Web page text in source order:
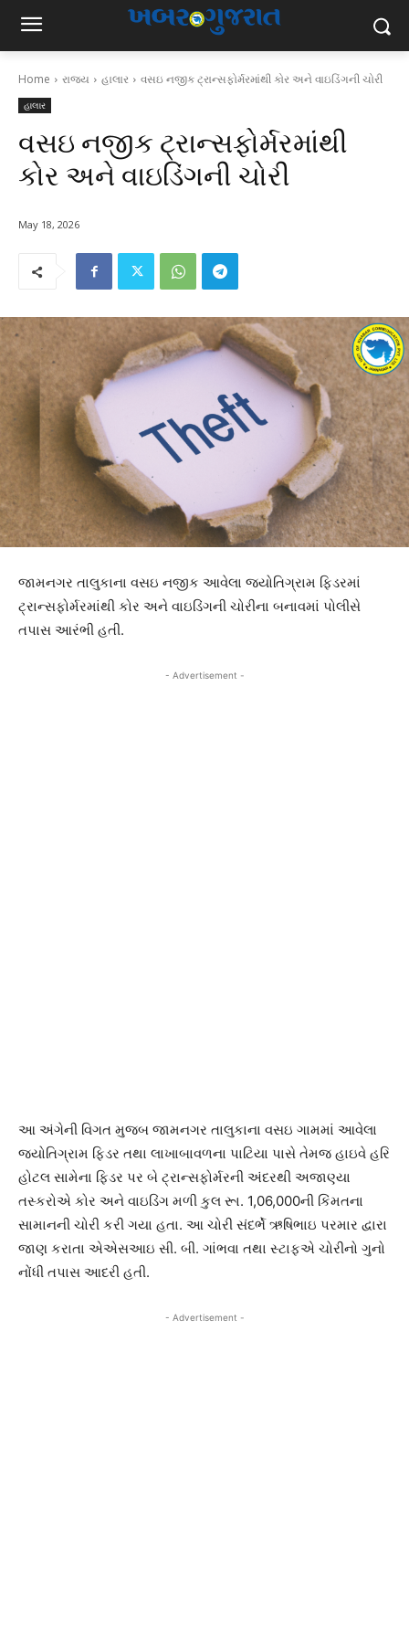
Home રાજ્ય હાલાર વસઇ નજીક ટ્રાન્સફોર્મરમાંથી કોર અને વાઇડિંગની ચોરી
હાલાર
વસઇ નજીક ટ્રાન્સફોર્મરમાંથી
કોર અને વાઇડિંગની ચોરી
May 18, 2026
જામનગર તાલુકાના વસઇ નજીક આવેલા જ્યોતિગ્રામ ફિડરમાં
ટ્રાન્સફોર્મરમાંથી કોર અને વાઇડિંગની ચોરીના બનાવમાં પોલીસે
તપાસ આરંભી હતી.
- Advertisement -
આ અંગેની વિગત મુજબ જામનગર તાલુકાના વસઇ ગામમાં આવેલા
જ્યોતિગ્રામ ફિડર તથા લાખાબાવળના પાટિયા પાસે તેમજ હાઇવે હરિ
હોટલ સામેના ફિડર પર બે ટ્રાન્સફોર્મરની અંદરથી અજાણ્યા
તસ્કરોએ કોર અને વાઇડિંગ મળી કુલ રૂા. 1,06,000ની કિંમતના
સામાનની ચોરી કરી ગયા હતા. આ ચોરી સંદર્ભે ઋષિભાઇ પરમાર દ્વારા
જાણ કરાતા એએસઆઇ સી. બી. ગાંભવા તથા સ્ટાફએ ચોરીનો ગુનો
નોંધી તપાસ આદરી હતી.
- Advertisement -